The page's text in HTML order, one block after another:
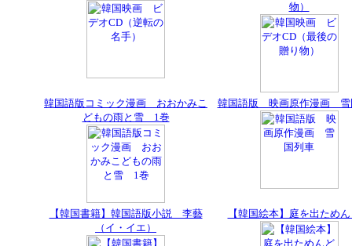
物）
韓国語版コミック漫画 おおかみこ
どもの雨と雪 1巻
韓国語版 映画原作漫画 雪
【韓国書籍】韓国語版小説 李藝
（イ・イエ）
【韓国絵本】庭を出ため